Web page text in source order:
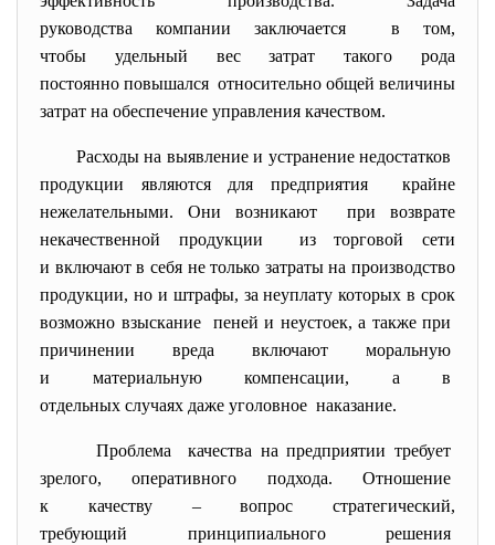
руководства компании заключается в том,
чтобы удельный вес затрат такого рода
постоянно повышался относительно общей величины
затрат на обеспечение управления качеством.
Расходы на выявление и устранение недостатков
продукции являются для предприятия крайне
нежелательными. Они возникают при возврате
некачественной продукции из торговой сети
и включают в себя не только затраты на производство
продукции, но и штрафы, за неуплату которых в срок
возможно взыскание пеней и неустоек, а также при
причинении вреда включают моральную
и материальную компенсации, а в
отдельных случаях даже уголовное наказание.
Проблема качества на предприятии требует
зрелого, оперативного подхода. Отношение
к качеству – вопрос стратегический,
требующий принципиального решения